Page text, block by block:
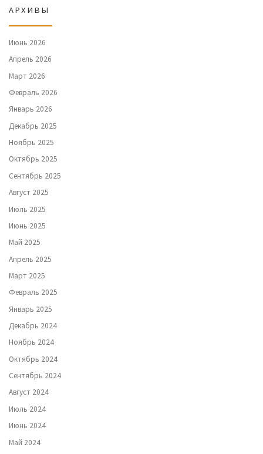
АРХИВЫ
Июнь 2026
Апрель 2026
Март 2026
Февраль 2026
Январь 2026
Декабрь 2025
Ноябрь 2025
Октябрь 2025
Сентябрь 2025
Август 2025
Июль 2025
Июнь 2025
Май 2025
Апрель 2025
Март 2025
Февраль 2025
Январь 2025
Декабрь 2024
Ноябрь 2024
Октябрь 2024
Сентябрь 2024
Август 2024
Июль 2024
Июнь 2024
Май 2024